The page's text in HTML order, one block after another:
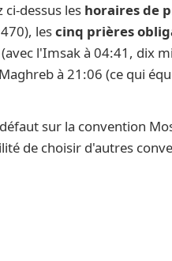
dessus les horaires de
lescinq prières
l'Imsak à 04:41, dix
à 21:06 (ce qui
sur la convention
de choisir d'autres